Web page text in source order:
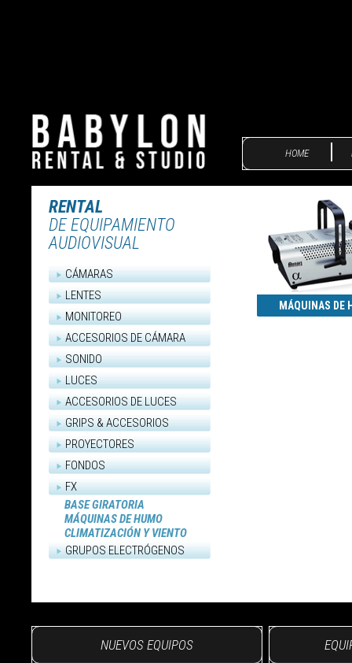
HOME
RENTAL
DE EQUIPAMIENTO
AUDIOVISUAL
CÁMARAS
LENTES
MONITOREO
ACCESORIOS DE CÁMARA
SONIDO
LUCES
ACCESORIOS DE LUCES
GRIPS & ACCESORIOS
PROYECTORES
FONDOS
FX
BASE GIRATORIA
MÁQUINAS DE HUMO
CLIMATIZACIÓN Y VIENTO
GRUPOS ELECTRÓGENOS
MÁQUINAS DE
NUEVOS EQUIPOS